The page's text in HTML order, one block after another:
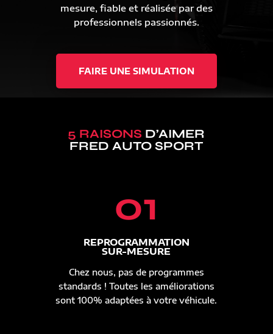
mesure, fiable et réalisée par des
professionnels passionnés.
FAIRE UNE SIMULATION
5 RAISONS D’AIMER
FRED AUTO SPORT
01
REPROGRAMMATION
SUR-MESURE
Chez nous, pas de programmes
standards ! Toutes les améliorations
sont 100% adaptées à votre véhicule.